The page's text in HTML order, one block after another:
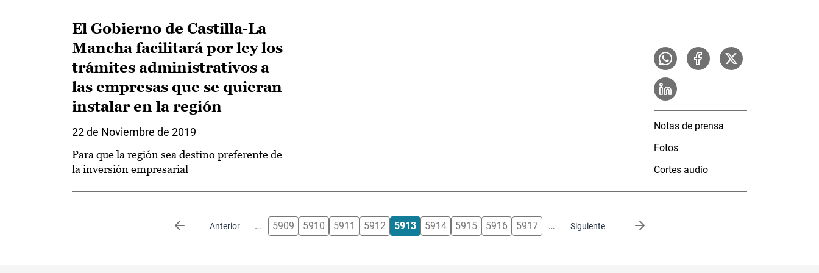
El Gobierno de Castilla-La
Mancha facilitará por ley los
trámites administrativos a
las empresas que se quieran
instalar en la región
22 de Noviembre de 2019
Para que la región sea destino preferente de
la inversión empresarial
Notas de prensa
Fotos
Cortes audio
Anterior
Página anterior … 5909 5910 5911 5912 5913 5914 5915 5916 5917 … Siguiente
Siguiente página